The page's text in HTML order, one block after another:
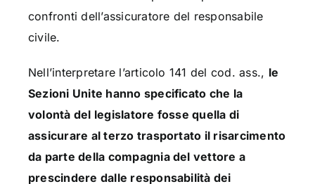
confronti dell’assicuratore del responsabile
civile.
Nell’interpretare l’articolo 141 del cod. ass., le
Sezioni Unite hanno specificato che la
volontà del legislatore fosse quella di
assicurare al terzo trasportato il risarcimento
da parte della compagnia del vettore a
prescindere dalle responsabilità dei